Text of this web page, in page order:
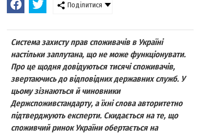
Поділитися
Система захисту прав споживачів в Україні
настільки заплутана, що не може функціонувати.
Про це щодня довідуються тисячі споживачів,
звертаючись до відповідних державних служб. У
цьому зізнаються й чиновники
Держспоживстандарту, а їхні слова авторитетно
підтверджують експерти. Скидається на те, що
споживчий ринок України обертається на